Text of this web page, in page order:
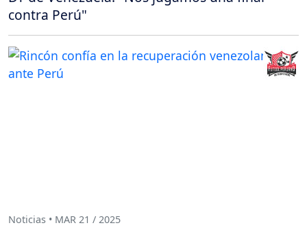
contra Perú"
Noticias • MAR 21 / 2025